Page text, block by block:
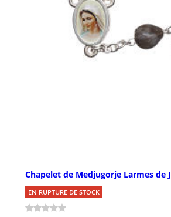
Chapelet de Medjugorje Larmes de
EN RUPTURE DE STOCK